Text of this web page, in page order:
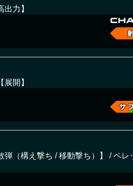
力】
開】
弾（構え撃ち / 移動撃ち）】 / ペレ